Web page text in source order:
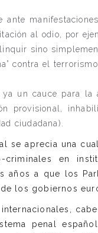
ante
al odio, por
sino
contra el
un cauce para
provisional,
ciudadana).
se aprecia una
en
años a que los
los gobiernos
penal